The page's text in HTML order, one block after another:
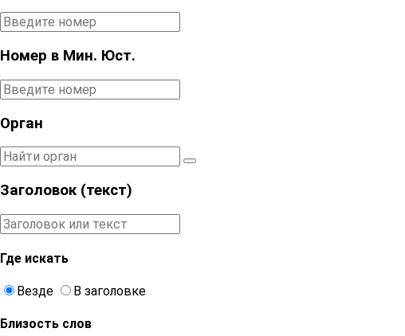
Номер в Мин. Юст.
Орган
Заголовок (текст)
Где искать
Везде В заголовке
Близость слов